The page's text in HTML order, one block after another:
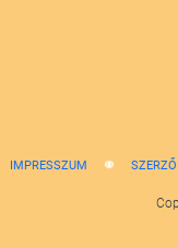
IMPRESSZUM